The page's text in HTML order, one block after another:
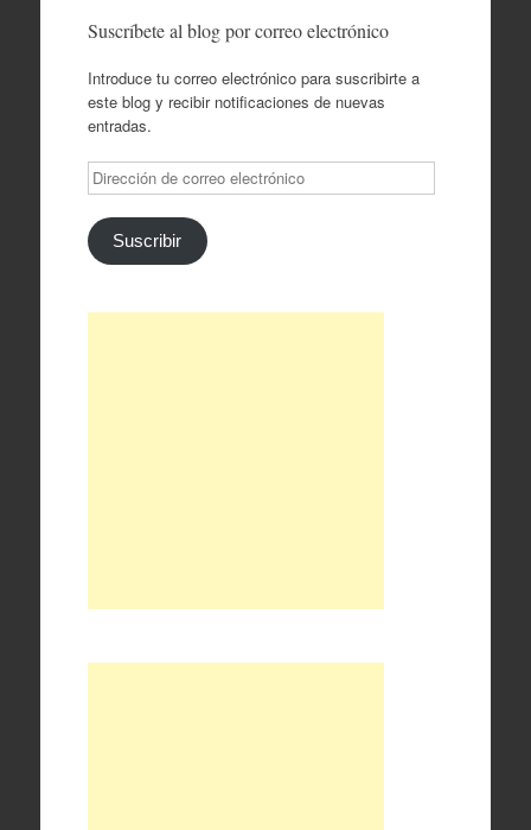
Suscríbete al blog por correo electrónico
Introduce tu correo electrónico para suscribirte a
este blog y recibir notificaciones de nuevas
entradas.
Dirección
de
correo
electrónico
Suscribir